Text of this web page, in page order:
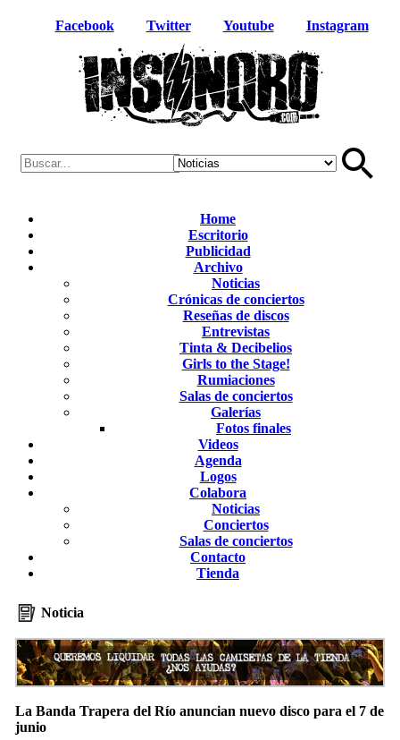
Facebook Twitter Youtube Instagram
Home
Escritorio
Publicidad
Archivo
Noticias
Crónicas de conciertos
Reseñas de discos
Entrevistas
Tinta & Decibelios
Girls to the Stage!
Rumiaciones
Salas de conciertos
Galerías
Fotos finales
Videos
Agenda
Logos
Colabora
Noticias
Conciertos
Salas de conciertos
Contacto
Tienda
Noticia
La Banda Trapera del Río anuncian nuevo disco para el 7 de
junio